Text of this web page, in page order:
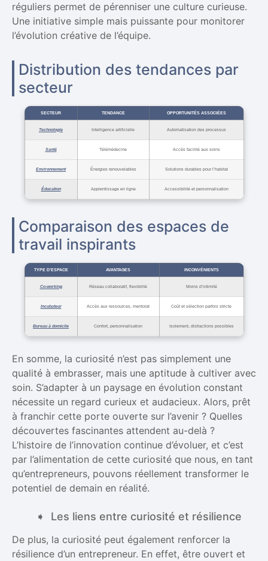
réguliers permet de pérenniser une culture curieuse.
Une initiative simple mais puissante pour monitorer
l’évolution créative de l’équipe.
Distribution des tendances par
secteur
SECTEUR TENDANCE OPPORTUNITÉS ASSOCIÉES
Technologie Intelligence artificielle Automatisation des processus
Santé Télémédecine Accès facilité aux soins
Environnement Énergies renouvelables Solutions durables pour l’habitat
Éducation Apprentissage en ligne Accessibilité et personnalisation
Comparaison des espaces de
travail inspirants
TYPE D’ESPACE AVANTAGES INCONVÉNIENTS
Co-working Réseau collaboratif, flexibilité Moins d’intimité
Incubateur Accès aux ressources, mentorat Coût et sélection parfois stricte
Bureau à domicile Confort, personnalisation Isolement, distractions possibles
En somme, la curiosité n’est pas simplement une
qualité à embrasser, mais une aptitude à cultiver avec
soin. S’adapter à un paysage en évolution constant
nécessite un regard curieux et audacieux. Alors, prêt
à franchir cette porte ouverte sur l’avenir ? Quelles
découvertes fascinantes attendent au-delà ?
L’histoire de l’innovation continue d’évoluer, et c’est
par l’alimentation de cette curiosité que nous, en tant
qu’entrepreneurs, pouvons réellement transformer le
potentiel de demain en réalité.
Les liens entre curiosité et résilience
De plus, la curiosité peut également renforcer la
résilience d’un entrepreneur. En effet, être ouvert et